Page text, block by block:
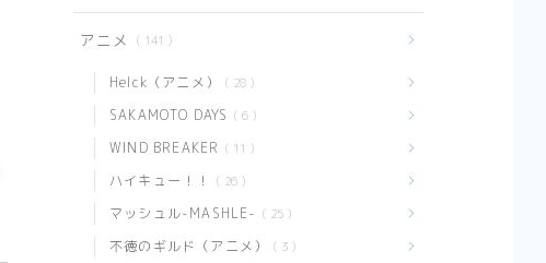
め】完結済
す】私たちの「好き」を
どうか否定しないで【感
想まとめ】
少年漫画
【不徳のギルド】エロコ
メディ？バトル漫画？い
ややっぱりエロコメデ
ィ！【まとめ】
アニメ 141
Helck（アニメ） 28
SAKAMOTO DAYS 6
WIND BREAKER 11
ハイキュー！！ 26
マッシュル-MASHLE- 25
不徳のギルド（アニメ） 3